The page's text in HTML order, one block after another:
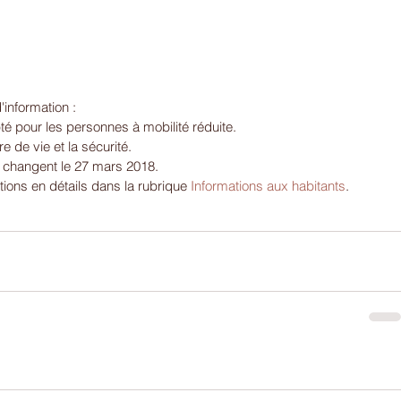
:
pour les personnes à mobilité réduite.
de vie et la sécurité.
le 27 mars 2018.
en détails dans la rubrique Informations aux habitants.